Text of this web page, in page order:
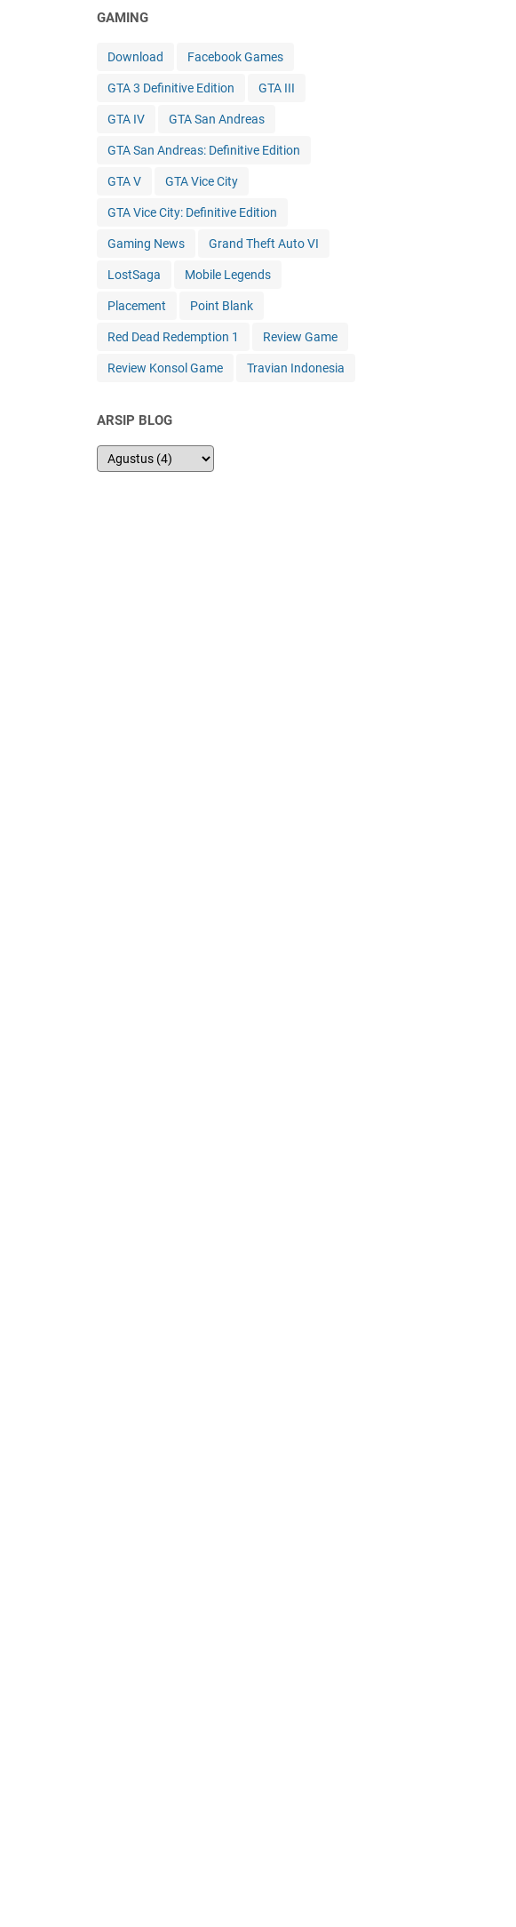
GAMING
Download Facebook Games
GTA 3 Definitive Edition GTA III
GTA IV GTA San Andreas
GTA San Andreas: Definitive Edition
GTA V GTA Vice City
GTA Vice City: Definitive Edition
Gaming News Grand Theft Auto VI
LostSaga Mobile Legends
Placement Point Blank
Red Dead Redemption 1 Review Game
Review Konsol Game Travian Indonesia
ARSIP BLOG